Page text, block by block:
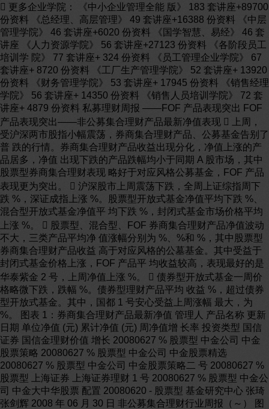
 更多企业学院： 《中小企业管理全能 版》 183 套讲座+89700
份资料 《总经理、高层管理》 49 套讲座+16388 份资料 《中层
管理学院》 46 套讲座+6020 份资料 《国学智慧、易经》 46 套
讲座 《人力资源学院》 56 套讲座+27123 份资料 《各阶段员工
培训学 院》 77 套讲座+ 324 份资料 《员工管理企业学院》 67
套讲座+ 8720 份资料 《工厂生产管理学院》 52 套讲座+ 13920
份资料 《财务管理学院》 53 套讲座+ 17945 份资料 《销售经理
学院》 56 套讲座+ 14350 份资料 《销售人员培训学院》 72 套
讲座+ 4879 份资料 私募理财周报 ——FOF 产品表现突出 FOF
产品表现突出——非公募集合理财产品最新净值表现  上周，
受沪深两市股指小幅震荡，券商集合理财产品、公募基金告别了
普 跌的行情。券商集合理财产品收益出现分化，净值上涨的产
品居多，净值 出现下跌的产品跌幅均小于同期 A 股市场，其中
股票型券商集合理财表现 略好于对应风格公募基金，FOF 产品
表现更为突出。  沪深股市上周震荡下跌，全周上证综指周下
跌 %，深证成指上涨 %。股票型开放式基金净值平均下跌 %、
混合型开放式基金净值平 均下跌 %，封闭式基金市场价格平均
上涨 %。  股票型、混合型、FOF 券商集合理财产品净值波动
不大，三类产品平均净 值涨幅分别为 %、%和 %，其中股票型
券商集合理财产品收益 高于对应风格的公墓基金。其中受益于
封闭式基金价格上涨，FOF 产品平 均收益较高，表现最好的是
华泰紫金 2 号，上周净值上涨 %。  债券型开放式基金一周价
格略微下跌，跌幅 %。债券型理财产品平均 收益 %，超过债券
型开放式基金。其中，国都 1 号安心受益上周涨幅 最大，为
%。 图表 1：券商集合理财产品最新净值 管理人 产品名称 更新
日期 单位净值 (元) 累计净值 (元) 周净值增 长率 投资类型 国信
证券 国信金理财价值 增长 20080627 % 股票型 中金公司 中金
股票策略 20080627 % 股票型 中金公司 中金股票精选
20080627 % 股票型 中金公司 中金股票策略二 号 20080627 %
股票型 上海证券 上海证券理财 1 号 20080627 % 股票型 中金公
司 中金大中华股票 配置 20080620 - 股票型 基金研究中心 张琦
张剑辉 2008 年 06 月 30 日 非公募集合理财行业周报（～） 图